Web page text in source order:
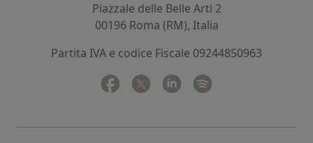
Piazzale delle Belle Arti 2
00196 Roma (RM), Italia
Partita IVA e codice Fiscale 09244850963
Facebook
si apre in una nuova scheda
Twitter
si apre in una nuova scheda
Linkedin
si apre in una nuova